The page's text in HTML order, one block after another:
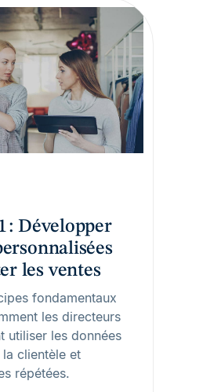
: Développer
les ventes
fondamentaux
les directeurs
utiliser les données
clientèle et
répétées.